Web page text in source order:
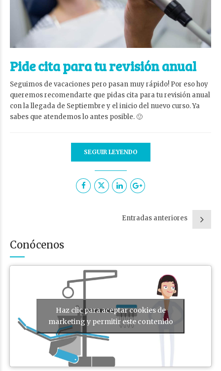
Pide cita para tu revisión anual
Seguimos de vacaciones pero pasan muy rápido! Por eso hoy
queremos recomendarte que pidas cita para tu revisión anual
con la llegada de Septiembre y el inicio del nuevo curso. Ya
sabes que atendemos lo antes posible. 🙂
SEGUIR LEYENDO
Entradas anteriores
Conócenos
Haz clic para aceptar cookies de
marketing y permitir este contenido